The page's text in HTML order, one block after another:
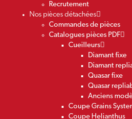
Recrutement
Nos pièces détachées
Commandes de pièces
Catalogues pièces PDF
Cueilleurs
Diamant fixe
Diamant
Quasar fixe
Quasar
Anciens
Coupe Grains
Coupe Helianthus